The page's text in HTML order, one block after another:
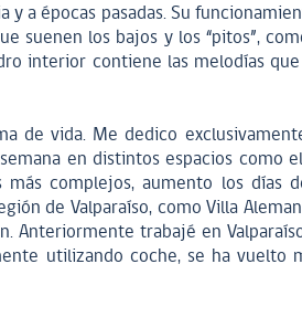
a épocas pasadas. Su
suenen los bajos y los “pitos”,
interior contiene las melodías
de vida. Me dedico
en distintos espacios como
más complejos, aumento los días
de Valparaíso, como Villa
Anteriormente trabajé en
utilizando coche, se ha vuelto